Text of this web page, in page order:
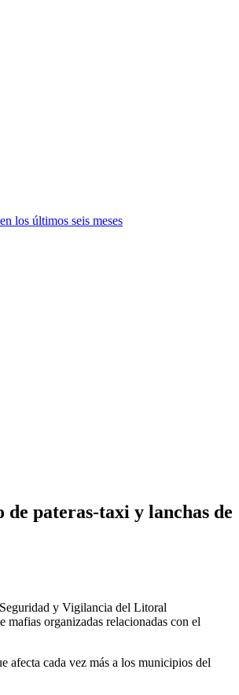
los últimos seis meses
pateras-taxi y lanchas de
y Vigilancia del Litoral
organizadas relacionadas con el
afecta cada vez más a los municipios del